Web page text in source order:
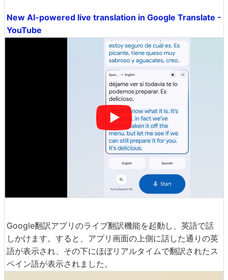
New AI-powered live translation in Google Translate -
YouTube
Google翻訳アプリのライブ翻訳機能を起動し、英語で話
しかけます。すると、アプリ画面の上側に話した通りの英
語が表示され、その下にほぼリアルタイムで翻訳されたス
ペイン語が表示されました。